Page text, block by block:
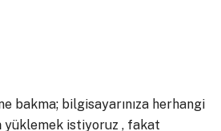
bakma; bilgisayarınıza herhangi
yüklemek istiyoruz , fakat